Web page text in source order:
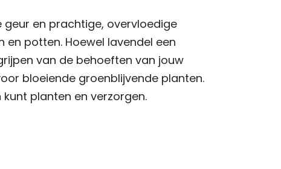
geur en prachtige, overvloedige
potten. Hoewel lavendel een
van de behoeften van jouw
bloeiende groenblijvende planten.
planten en verzorgen.